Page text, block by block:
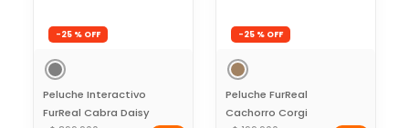
-25 %
Peluche Interactivo
FurReal Cabra Daisy
-25 %
Peluche FurReal
Cachorro Corgi